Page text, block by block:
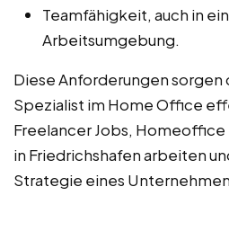
Teamfähigkeit, auch in
Arbeitsumgebung.
Diese Anforderungen sorgen
Spezialist im Home Office
Freelancer Jobs,
in Friedrichshafen arbeiten
Strategie eines